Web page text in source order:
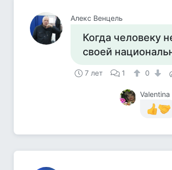
Алекс Венцель
Когда человеку
своей
7 лет 1 0
Valentina